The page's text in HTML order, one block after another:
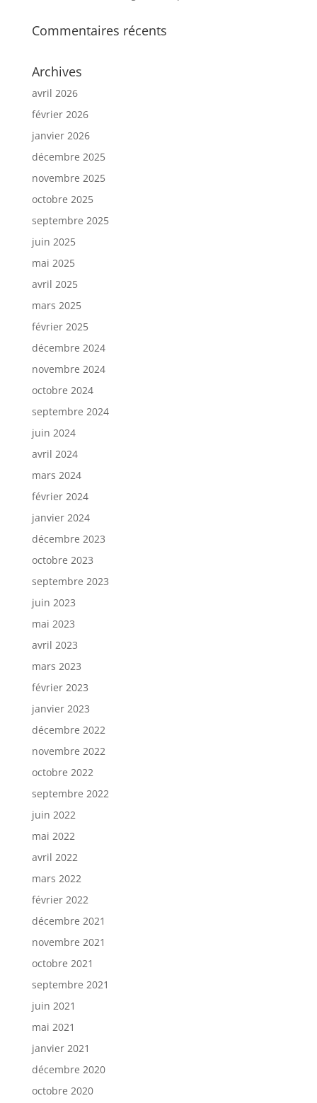
Commentaires récents
Archives
avril 2026
février 2026
janvier 2026
décembre 2025
novembre 2025
octobre 2025
septembre 2025
juin 2025
mai 2025
avril 2025
mars 2025
février 2025
décembre 2024
novembre 2024
octobre 2024
septembre 2024
juin 2024
avril 2024
mars 2024
février 2024
janvier 2024
décembre 2023
octobre 2023
septembre 2023
juin 2023
mai 2023
avril 2023
mars 2023
février 2023
janvier 2023
décembre 2022
novembre 2022
octobre 2022
septembre 2022
juin 2022
mai 2022
avril 2022
mars 2022
février 2022
décembre 2021
novembre 2021
octobre 2021
septembre 2021
juin 2021
mai 2021
janvier 2021
décembre 2020
octobre 2020